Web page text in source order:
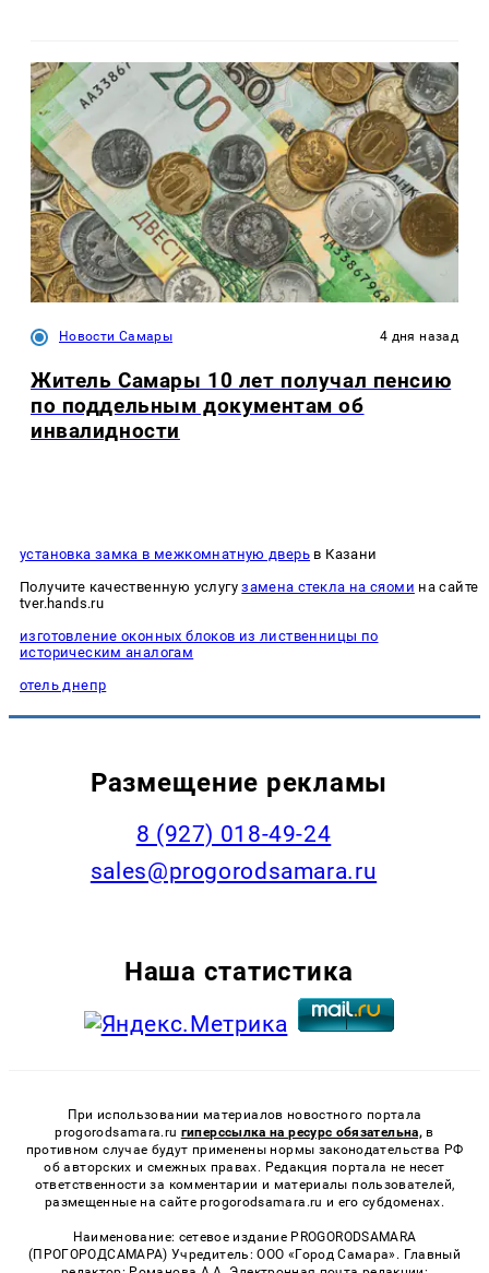
Новости Самары 4 дня назад
Житель Самары 10 лет получал пенсию
по поддельным документам об
инвалидности
установка замка в межкомнатную дверь в Казани
Получите качественную услугузамена стекла на сяоми на сайте
tver.hands.ru
изготовление оконных блоков из лиственницы по
историческим аналогам
отель днепр
Размещение рекламы
8 (927) 018-49-24
sales@progorodsamara.ru
Наша статистика
При использовании материалов новостного портала
progorodsamara.ru гиперссылка на ресурс обязательна, в
противном случае будут применены нормы законодательства РФ
об авторских и смежных правах. Редакция портала не несет
ответственности за комментарии и материалы пользователей,
размещенные на сайте progorodsamara.ru и его субдоменах.
Наименование: сетевое издание PROGORODSAMARA
(ПРОГОРОДСАМАРА) Учредитель: ООО «Город Самара». Главный